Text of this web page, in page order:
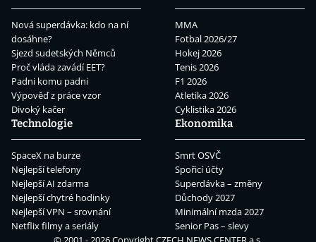
Nová superdávka: kdo na ní
dosáhne?
Sjezd sudetských Němců
Proč vláda zavádí EET?
Padni komu padni
Výpověď z práce vzor
Divoký kačer
MMA
Fotbal 2026/27
Hokej 2026
Tenis 2026
F1 2026
Atletika 2026
Cyklistika 2026
Technologie
SpaceX na burze
Nejlepší telefony
Nejlepší AI zdarma
Nejlepší chytré hodinky
Nejlepší VPN – srovnání
Netflix filmy a seriály
Ekonomika
Smrt OSVČ
Spořicí účty
Superdávka – změny
Důchody 2027
Minimální mzda 2027
Senior Pas – slevy